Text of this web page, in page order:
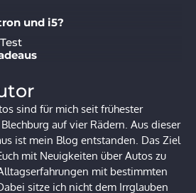
und i5?
sind für mich seit frühester
auf vier Rädern. Aus dieser
ist mein Blog entstanden. Das Ziel
mit Neuigkeiten über Autos zu
mit bestimmten
sitze ich nicht dem Irrglauben